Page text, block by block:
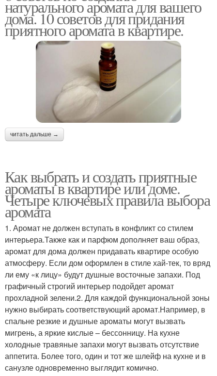
натурального аромата для вашего
дома. 10 советов для придания
приятного аромата в квартире.
читать дальше →
Как выбрать и создать приятные
ароматы в квартире или доме.
Четыре ключевых правила выбора
аромата
1. Аромат не должен вступать в конфликт со стилем
интерьера.Также как и парфюм дополняет ваш образ,
аромат для дома должен придавать квартире особую
атмосферу. Если дом оформлен в стиле хай-тек, то вряд
ли ему «к лицу» будут душные восточные запахи. Под
графичный строгий интерьер подойдет аромат
прохладной зелени.2. Для каждой функциональной зоны
нужно выбирать соответствующий аромат.Например, в
спальне резкие и душные ароматы могут вызвать
мигрень, а яркие кислые – бессонницу. На кухне
холодные травяные запахи могут вызвать отсутствие
аппетита. Более того, один и тот же шлейф на кухне и в
санузле одновременно выглядит комично.